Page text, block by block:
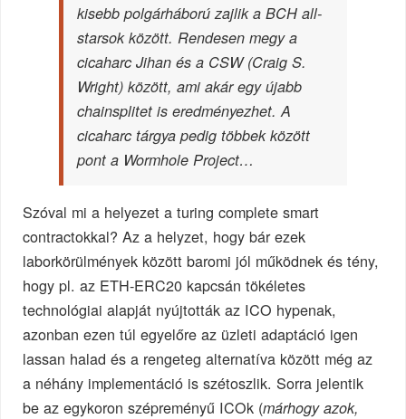
kisebb polgárháború zajlik a BCH all-
starsok között. Rendesen megy a
cicaharc Jihan és a CSW (Craig S.
Wright) között, ami akár egy újabb
chainsplitet is eredményezhet. A
cicaharc tárgya pedig többek között
pont a Wormhole Project…
Szóval mi a helyezet a turing complete smart
contractokkal? Az a helyzet, hogy bár ezek
laborkörülmények között baromi jól működnek és tény,
hogy pl. az ETH-ERC20 kapcsán tökéletes
technológiai alapját nyújtották az ICO hypenak,
azonban ezen túl egyelőre az üzleti adaptáció igen
lassan halad és a rengeteg alternatíva között még az
a néhány implementáció is szétoszlik. Sorra jelentik
be az egykoron szépreményű ICOk (márhogy azok,